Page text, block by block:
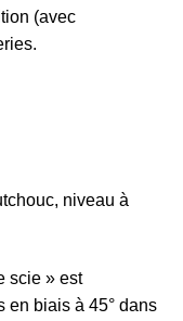
(avec
niveau à
scie » est
en biais à 45° dans